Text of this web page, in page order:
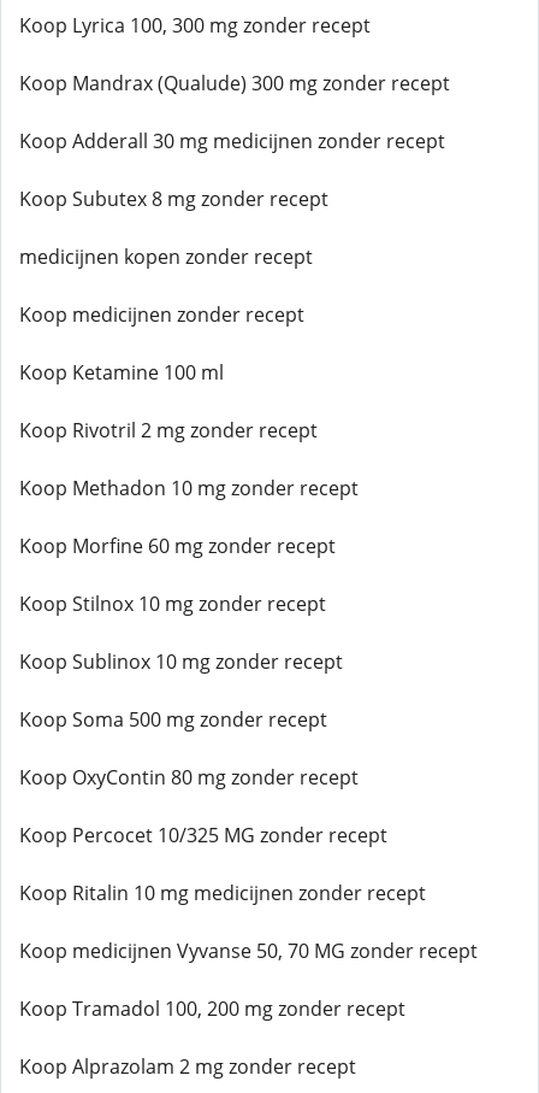
Koop Lyrica 100, 300 mg zonder recept
Koop Mandrax (Qualude) 300 mg zonder recept
Koop Adderall 30 mg medicijnen zonder recept
Koop Subutex 8 mg zonder recept
medicijnen kopen zonder recept
Koop medicijnen zonder recept
Koop Ketamine 100 ml
Koop Rivotril 2 mg zonder recept
Koop Methadon 10 mg zonder recept
Koop Morfine 60 mg zonder recept
Koop Stilnox 10 mg zonder recept
Koop Sublinox 10 mg zonder recept
Koop Soma 500 mg zonder recept
Koop OxyContin 80 mg zonder recept
Koop Percocet 10/325 MG zonder recept
Koop Ritalin 10 mg medicijnen zonder recept
Koop medicijnen Vyvanse 50, 70 MG zonder recept
Koop Tramadol 100, 200 mg zonder recept
Koop Alprazolam 2 mg zonder recept